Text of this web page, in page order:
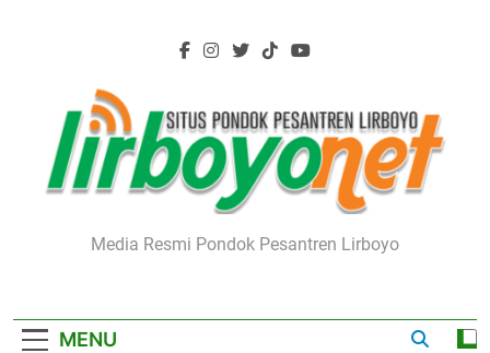
Lirboyo.net
Media Resmi Pondok Pesantren Lirboyo
MENU